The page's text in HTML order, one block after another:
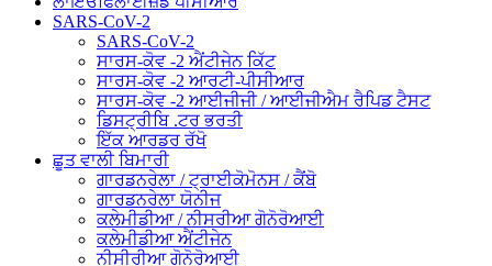
SARS-CoV-2
SARS-CoV-2
ਸਾਰਸ-ਕੋਵ -2 ਐਂਟੀਜੇਨ ਕਿੱਟ
ਸਾਰਸ-ਕੋਵ -2 ਆਰਟੀ-ਪੀਸੀਆਰ
ਸਾਰਸ-ਕੋਵ -2 ਆਈਜੀਜੀ / ਆਈਜੀਐਮ ਰੈਪਿਡ ਟੈਸਟ
ਡਿਸਟ੍ਰੀਬਿ .ਟਰ ਭਰਤੀ
ਇੱਕ ਆਰਡਰ ਰੱਖੋ
ਛੂਤ ਵਾਲੀ ਬਿਮਾਰੀ
ਗਾਰਡਨਰੇਲਾ / ਟ੍ਰਾਈਕੋਮੋਨਸ / ਕੈਂਬੋ
ਗਾਰਡਨਰੇਲਾ ਯੋਨੀਜ
ਕਲੇਮੀਡੀਆ / ਨੀਸਰੀਆ ਗੋਨੋਰੋਆਈ
ਕਲੇਮੀਡੀਆ ਐਂਟੀਜੇਨ
ਨੀਸੀਰੀਆ ਗੋਨੋਰੋਆਈ